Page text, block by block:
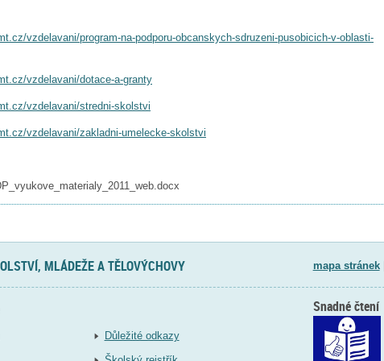
vzdelavani/program-na-podporu-obcanskych-sdruzeni-pusobicich-v-oblasti-
vzdelavani/dotace-a-granty
vzdelavani/stredni-skolstvi
vzdelavani/zakladni-umelecke-skolstvi
MLÁDEŽE A TĚLOVÝCHOVY mapa stránek|
Důležité odkazy
Snadné čtení